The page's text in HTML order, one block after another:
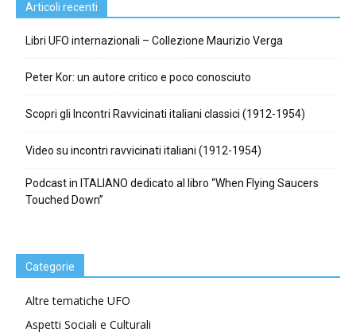
Articoli recenti
Libri UFO internazionali – Collezione Maurizio Verga
Peter Kor: un autore critico e poco conosciuto
Scopri gli Incontri Ravvicinati italiani classici (1912-1954)
Video su incontri ravvicinati italiani (1912-1954)
Podcast in ITALIANO dedicato al libro “When Flying Saucers
Touched Down”
Categorie
Altre tematiche UFO
Aspetti Sociali e Culturali